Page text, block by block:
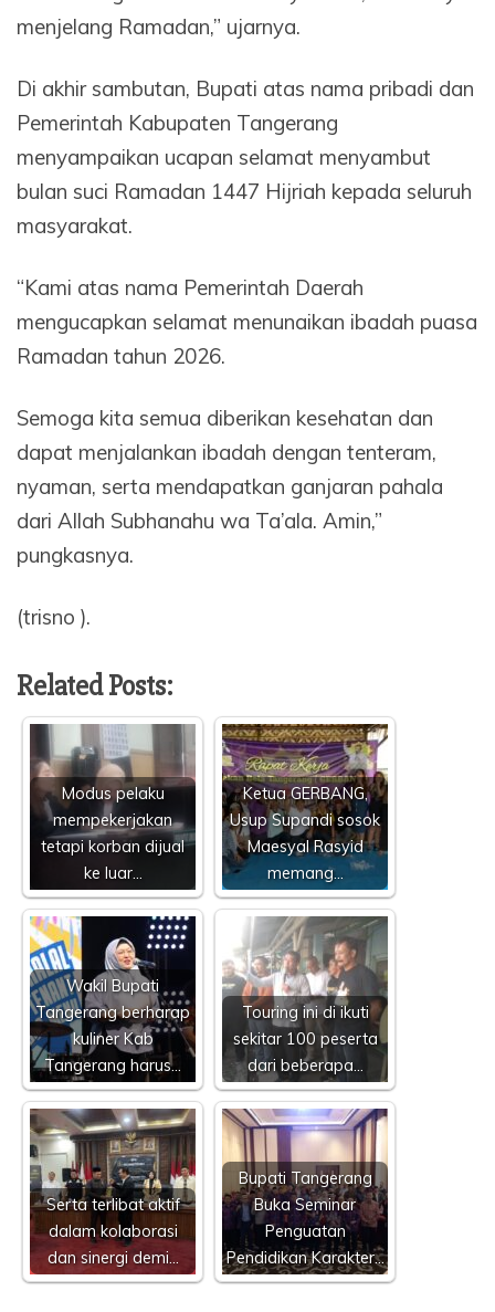
menjelang Ramadan,” ujarnya.
Di akhir sambutan, Bupati atas nama pribadi dan
Pemerintah Kabupaten Tangerang
menyampaikan ucapan selamat menyambut
bulan suci Ramadan 1447 Hijriah kepada seluruh
masyarakat.
“Kami atas nama Pemerintah Daerah
mengucapkan selamat menunaikan ibadah puasa
Ramadan tahun 2026.
Semoga kita semua diberikan kesehatan dan
dapat menjalankan ibadah dengan tenteram,
nyaman, serta mendapatkan ganjaran pahala
dari Allah Subhanahu wa Ta’ala. Amin,”
pungkasnya.
(trisno ).
Related Posts:
Modus pelaku
mempekerjakan
tetapi korban dijual
ke luar…
Ketua GERBANG,
Usup Supandi sosok
Maesyal Rasyid
memang…
Wakil Bupati
Tangerang berharap
kuliner Kab
Tangerang harus…
Touring ini di ikuti
sekitar 100 peserta
dari beberapa…
Serta terlibat aktif
dalam kolaborasi
dan sinergi demi…
Bupati Tangerang
Buka Seminar
Penguatan
Pendidikan Karakter…